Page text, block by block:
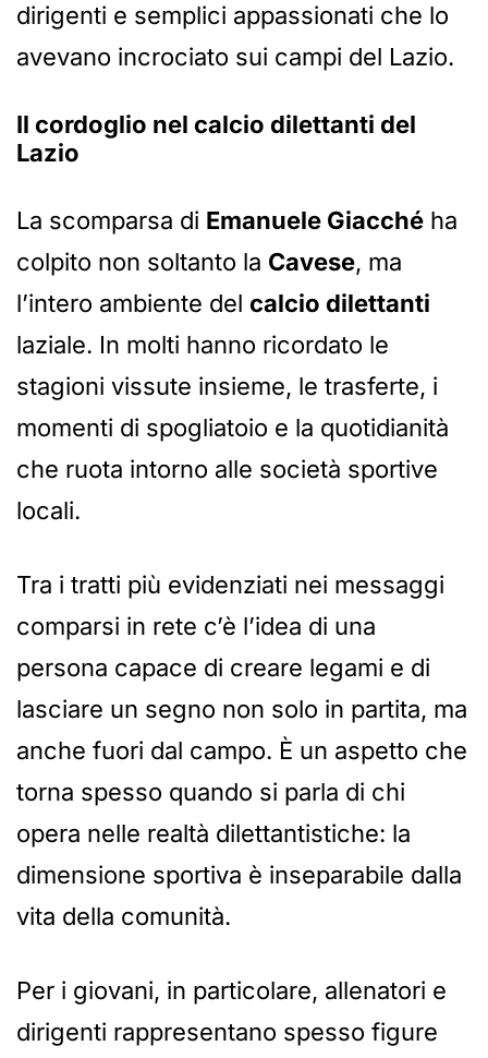
dirigenti e semplici appassionati che lo
avevano incrociato sui campi del Lazio.
Il cordoglio nel calcio dilettanti del
Lazio
La scomparsa di Emanuele Giacché ha
colpito non soltanto la Cavese, ma
l’intero ambiente del calcio dilettanti
laziale. In molti hanno ricordato le
stagioni vissute insieme, le trasferte, i
momenti di spogliatoio e la quotidianità
che ruota intorno alle società sportive
locali.
Tra i tratti più evidenziati nei messaggi
comparsi in rete c’è l’idea di una
persona capace di creare legami e di
lasciare un segno non solo in partita, ma
anche fuori dal campo. È un aspetto che
torna spesso quando si parla di chi
opera nelle realtà dilettantistiche: la
dimensione sportiva è inseparabile dalla
vita della comunità.
Per i giovani, in particolare, allenatori e
dirigenti rappresentano spesso figure